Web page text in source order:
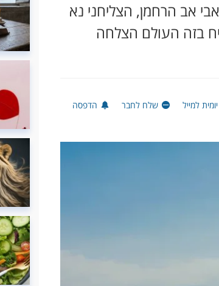
אב הרחמן, הצליחני נא
בזה העולם הצלחה
למייל שלח לחבר הדפסה